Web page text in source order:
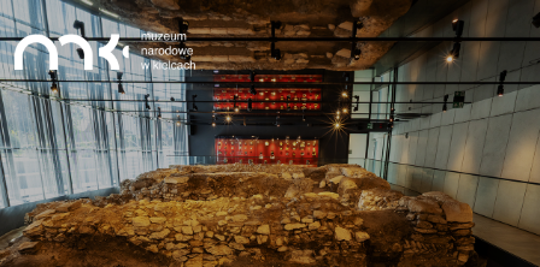
Przejdź do treści